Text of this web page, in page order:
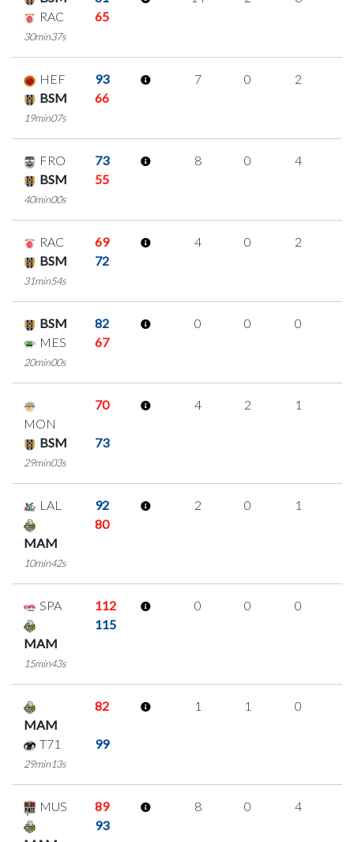
RAC
65
30min37s
HEF
93
BSM
66
19min07s
7 0 2
FRO
73
BSM
55
40min00s
8 0 4
RAC
69
BSM
72
31min54s
4 0 2
BSM
82
MES
67
20min00s
0 0 0
MON
70
BSM 73
29min03s
4 2 1
LAL 92
MAM
80
10min42s
2 0 1
SPA 112
MAM
115
15min43s
0 0 0
MAM
82
T71 99
29min13s
1 1 0
MUS 89
93
8 0 4